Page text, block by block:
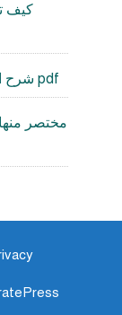
Sharh al Ajrumiyyah PDF – شرح الآجرومية pdf